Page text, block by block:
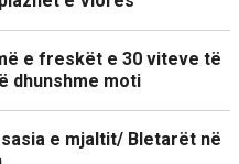
e freskët e 30 viteve të
dhunshme moti
e mjaltit/ Bletarët në